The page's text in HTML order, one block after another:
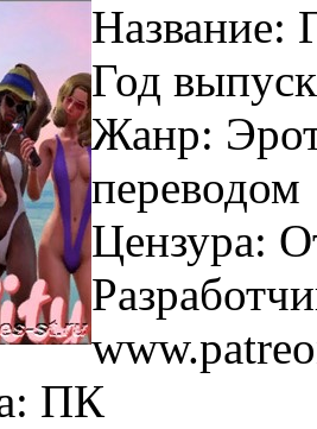
Название:
Год
Жанр:
переводом
Цензура:
ПК